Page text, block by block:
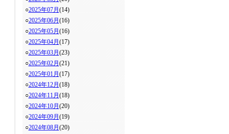
○2025年07月 (14)
○2025年06月 (16)
○2025年05月 (16)
○2025年04月 (17)
○2025年03月 (23)
○2025年02月 (21)
○2025年01月 (17)
○2024年12月 (18)
○2024年11月 (18)
○2024年10月 (20)
○2024年09月 (19)
○2024年08月 (20)